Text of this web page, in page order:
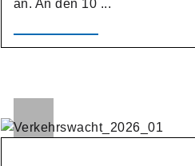
an. An den 10 ...